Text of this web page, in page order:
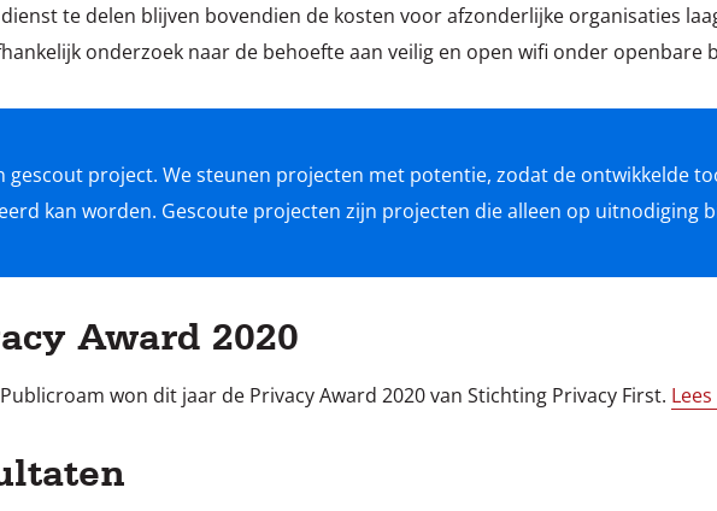
te delen blijven bovendien de kosten voor afzonderlijke organisaties
onderzoek naar de behoefte aan veilig en open wifi onder openbare
gescout project. We steunen projecten met potentie, zodat de ontwikkelde
kan worden. Gescoute projecten zijn projecten die alleen op uitnodiging
Award 2020
won dit jaar de Privacy Award 2020 van Stichting Privacy First.